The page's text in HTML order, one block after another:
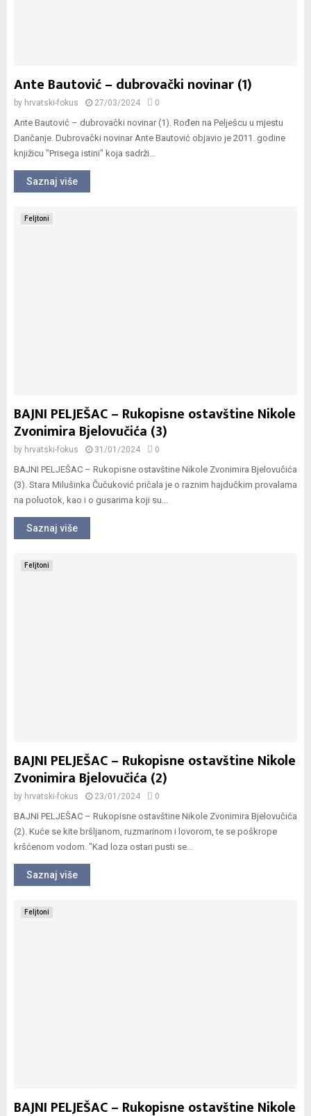
Ante Bautović – dubrovački novinar (1)
by hrvatski-fokus 27/03/2024 0
Ante Bautović – dubrovački novinar (1). Rođen na Pelješcu u mjestu
Dančanje. Dubrovački novinar Ante Bautović objavio je 2011. godine
knjižicu "Prisega istini" koja sadrži...
Saznaj više
Feljtoni
BAJNI PELJEŠAC – Rukopisne ostavštine Nikole
Zvonimira Bjelovučića (3)
by hrvatski-fokus 31/01/2024 0
BAJNI PELJEŠAC – Rukopisne ostavštine Nikole Zvonimira Bjelovučića
(3). Stara Milušinka Čučuković pričala je o raznim hajdučkim provalama
na poluotok, kao i o gusarima koji su...
Saznaj više
Feljtoni
BAJNI PELJEŠAC – Rukopisne ostavštine Nikole
Zvonimira Bjelovučića (2)
by hrvatski-fokus 23/01/2024 0
BAJNI PELJEŠAC – Rukopisne ostavštine Nikole Zvonimira Bjelovučića
(2). Kuće se kite bršljanom, ruzmarinom i lovorom, te se poškrope
kršćenom vodom. "Kad loza ostari pusti se...
Saznaj više
Feljtoni
BAJNI PELJEŠAC – Rukopisne ostavštine Nikole